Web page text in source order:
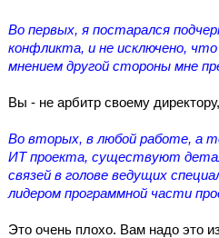
Во первых, я постарался
конфликта, и не исключено,
мнением другой стороны мне
Вы - не арбитр своему
Во вторых, в любой работе, а
ИТ проекта, существуют
связей в голове ведущих
лидером программной части
Это очень плохо. Вам надо это